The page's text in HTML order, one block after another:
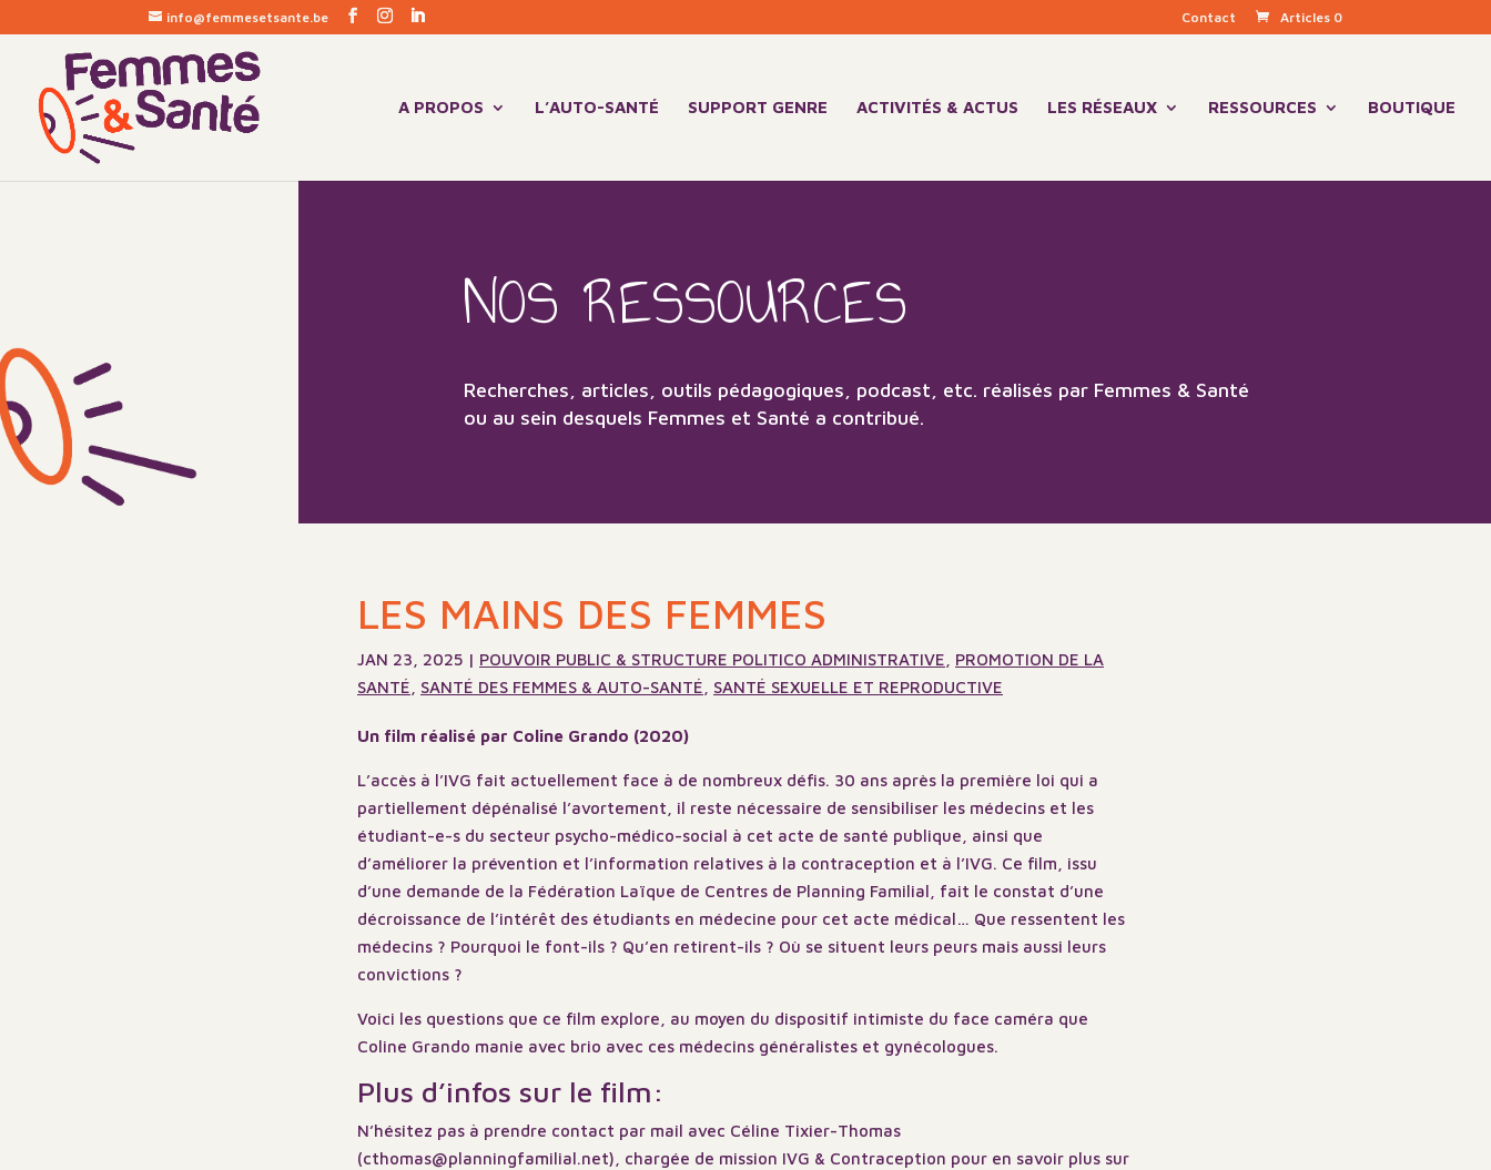
info@femmesetsante.be Contact Articles 0
A PROPOS L’AUTO-SANTÉ SUPPORT GENRE ACTIVITÉS & ACTUS LES RÉSEAUX RESSOURCES BOUTIQUE
NOS RESSOURCES
Recherches, articles, outils pédagogiques, podcast, etc. réalisés par Femmes & Santé
ou au sein desquels Femmes et Santé a contribué.
LES MAINS DES FEMMES
JAN 23, 2025 | POUVOIR PUBLIC & STRUCTURE POLITICO ADMINISTRATIVE
PROMOTION DE LA
SANTÉ
SANTÉ DES FEMMES & AUTO-SANTÉ SANTÉ SEXUELLE ET REPRODUCTIVE
Un film réalisé par Coline Grando (2020)
L’accès à l’IVG fait actuellement face à de nombreux défis. 30 ans après la première loi qui a
partiellement dépénalisé l’avortement, il reste nécessaire de sensibiliser les médecins et les
étudiant-e-s du secteur psycho-médico-social à cet acte de santé publique, ainsi que
d’améliorer la prévention et l’information relatives à la contraception et à l’IVG. Ce film, issu
d’une demande de la Fédération Laïque de Centres de Planning Familial, fait le constat d’une
décroissance de l’intérêt des étudiants en médecine pour cet acte médical… Que ressentent les
médecins ? Pourquoi le font-ils ? Qu’en retirent-ils ? Où se situent leurs peurs mais aussi leurs
convictions ?
Voici les questions que ce film explore, au moyen du dispositif intimiste du face caméra que
Coline Grando manie avec brio avec ces médecins généralistes et gynécologues.
Plus d’infos sur le film:
N’hésitez pas à prendre contact par mail avec Céline Tixier-Thomas
(cthomas@planningfamilial.net), chargée de mission IVG & Contraception pour en savoir plus sur